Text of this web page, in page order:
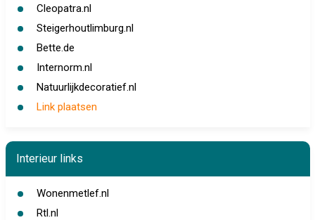
Cleopatra.nl
Steigerhoutlimburg.nl
Bette.de
Internorm.nl
Natuurlijkdecoratief.nl
Link plaatsen
Interieur links
Wonenmetlef.nl
Rtl.nl